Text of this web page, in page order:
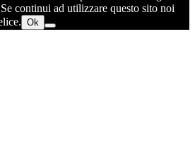
continui ad utilizzare questo sito noi
Ok